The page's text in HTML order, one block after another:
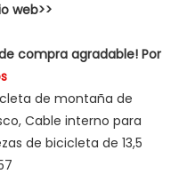
web>>
compra agradable! Por